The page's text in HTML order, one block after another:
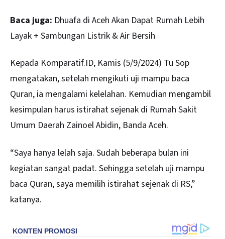
Baca juga: Dhuafa di Aceh Akan Dapat Rumah Lebih
Layak + Sambungan Listrik & Air Bersih
Kepada Komparatif.ID, Kamis (5/9/2024) Tu Sop
mengatakan, setelah mengikuti uji mampu baca
Quran, ia mengalami kelelahan. Kemudian mengambil
kesimpulan harus istirahat sejenak di Rumah Sakit
Umum Daerah Zainoel Abidin, Banda Aceh.
“Saya hanya lelah saja. Sudah beberapa bulan ini
kegiatan sangat padat. Sehingga setelah uji mampu
baca Quran, saya memilih istirahat sejenak di RS,”
katanya.